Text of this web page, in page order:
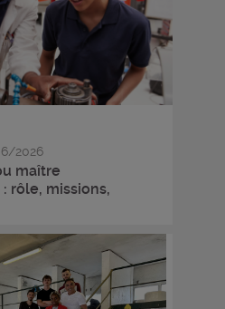
2026
maître
rôle, missions,